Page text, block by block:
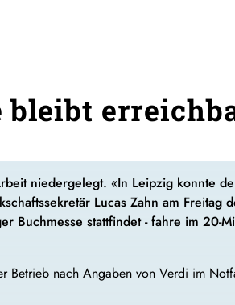
bleibt
niedergelegt. «In Leipzig konnte
Lucas Zahn am Freitag
Buchmesse stattfindet - fahre im 20-
Betrieb nach Angaben von Verdi im